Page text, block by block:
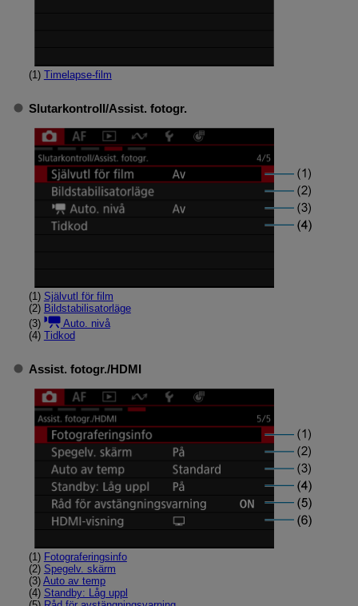
(1) Timelapse-film
Slutarkontroll/Assist. fotogr.
(1) Självutl för film
(2) Bildstabilisatorläge
(3)
Auto. nivå
(4) Tidkod
Assist. fotogr./HDMI
(1) Fotograferingsinfo
(2) Spegelv. skärm
(3) Auto av temp
(4) Standby: Låg uppl